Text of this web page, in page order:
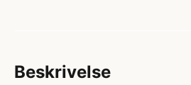
Beskrivelse